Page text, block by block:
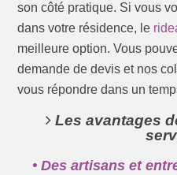
son côté pratique. Si vous
dans votre résidence, le
meilleure option. Vous
demande de devis et nos
vous répondre dans un
Les avantages
• Des artisans et